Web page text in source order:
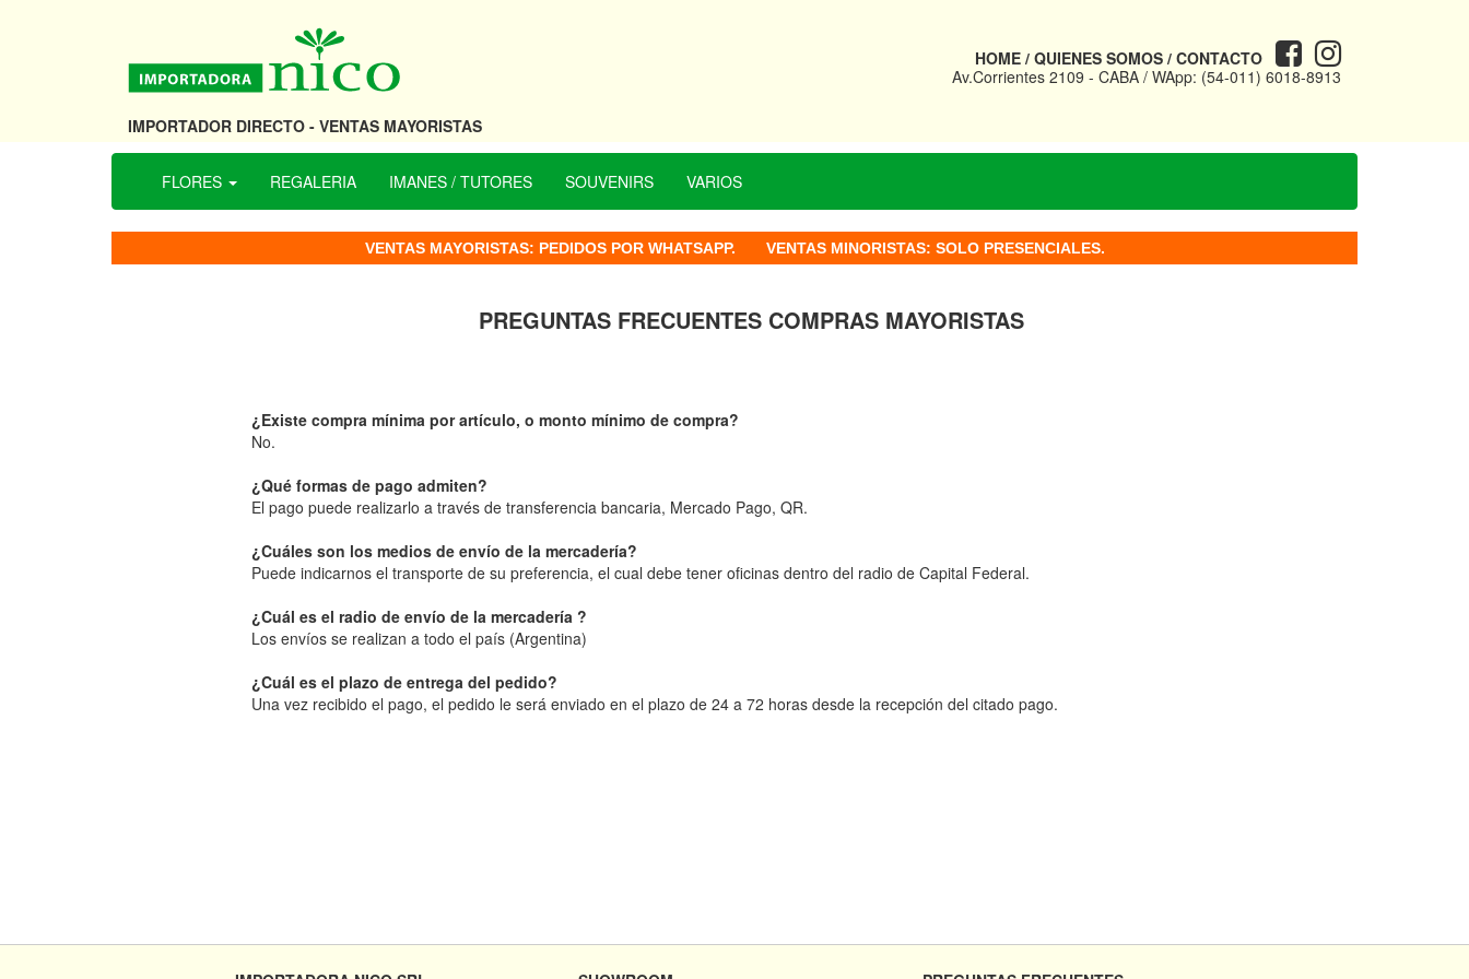
IMPORTADOR DIRECTO - VENTAS MAYORISTAS
HOME / QUIENES SOMOS / CONTACTO
Av.Corrientes 2109 - CABA / WApp: (54-011) 6018-8913
FLORES REGALERIA IMANES / TUTORES SOUVENIRS VARIOS
VENTAS MAYORISTAS: PEDIDOS POR WHATSAPP. VENTAS MINORISTAS: SOLO PRESENCIALES.
PREGUNTAS FRECUENTES COMPRAS MAYORISTAS
¿Existe compra mínima por artículo, o monto mínimo de compra?
No.
¿Qué formas de pago admiten?
El pago puede realizarlo a través de transferencia bancaria, Mercado Pago, QR.
¿Cuáles son los medios de envío de la mercadería?
Puede indicarnos el transporte de su preferencia, el cual debe tener oficinas dentro del radio de Capital Federal.
¿Cuál es el radio de envío de la mercadería ?
Los envíos se realizan a todo el país (Argentina)
¿Cuál es el plazo de entrega del pedido?
Una vez recibido el pago, el pedido le será enviado en el plazo de 24 a 72 horas desde la recepción del citado pago.